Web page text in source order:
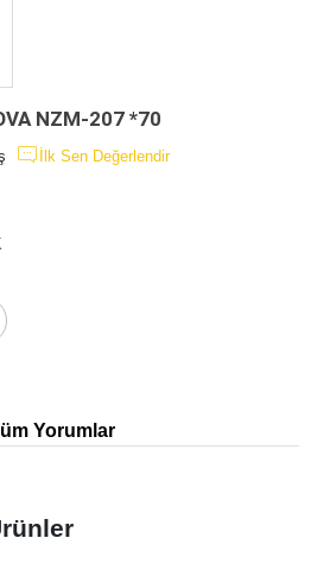
NZM-207 *70
İlk Sen Değerlendir
Yorumlar